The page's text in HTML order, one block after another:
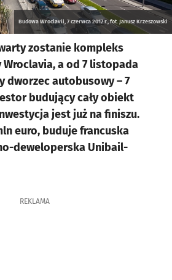
Budowa Wroclavii, 7 czerwca 2017 r., fot. Janusz Krzeszowski
zostanie kompleks
a od 7 listopada
dworzec autobusowy – 7
budujący cały obiekt
jest już na finiszu.
euro, buduje francuska
deweloperska Unibail-
REKLAMA